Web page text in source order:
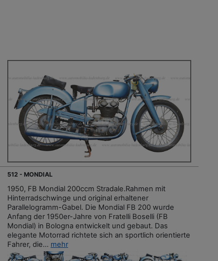
512 - MONDIAL
1950, FB Mondial 200ccm Stradale.Rahmen mit
Hinterradschwinge und original erhaltener
Parallelogramm-Gabel. Die Mondial FB 200 wurde
Anfang der 1950er-Jahre von Fratelli Boselli (FB
Mondial) in Bologna entwickelt und gebaut. Das
elegante Motorrad richtete sich an sportlich orientierte
Fahrer, die... mehr